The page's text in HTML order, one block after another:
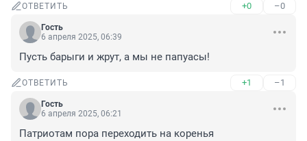
ОТВЕТИТЬ +0 –0
Гость
6 апреля 2025, 06:39
Пусть барыги и жрут, а мы не папуасы!
ОТВЕТИТЬ +1 –1
Гость
6 апреля 2025, 06:21
Патриотам пора переходить на коренья